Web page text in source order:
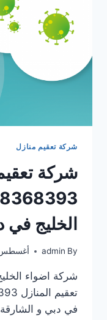
شركة تعقيم منازل
شركة
الخليج في
By
admin أغسطس 9,
شركة اضواء
في دبي و